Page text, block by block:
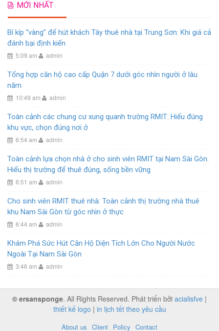
MỚI NHẤT
Bí kíp “vàng” để hút khách Tây thuê nhà tại Trung Sơn: Khi giá cả
đánh bại định kiến
5:09 am admin
Tổng hợp căn hộ cao cấp Quận 7 dưới góc nhìn người ở lâu
năm
10:49 am admin
Toàn cảnh các chung cư xung quanh trường RMIT: Hiểu đúng
khu vực, chọn đúng nơi ở
6:54 am admin
Toàn cảnh lựa chọn nhà ở cho sinh viên RMIT tại Nam Sài Gòn:
Hiểu thị trường để thuê đúng, sống bền vững
6:51 am admin
Cho sinh viên RMIT thuê nhà: Toàn cảnh thị trường nhà thuê
khu Nam Sài Gòn từ góc nhìn ở thực
6:44 am admin
Khám Phá Sức Hút Căn Hộ Diện Tích Lớn Cho Người Nước
Ngoài Tại Nam Sài Gòn
3:46 am admin
© ersansponge. All Rights Reserved. Phát triển bởi acialisfve |
thiết kế logo | in lịch tết theo yêu cầu
About us Client Policy Contact